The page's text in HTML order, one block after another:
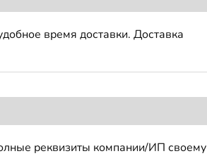
время доставки. Доставка
реквизиты компании/ИП своему